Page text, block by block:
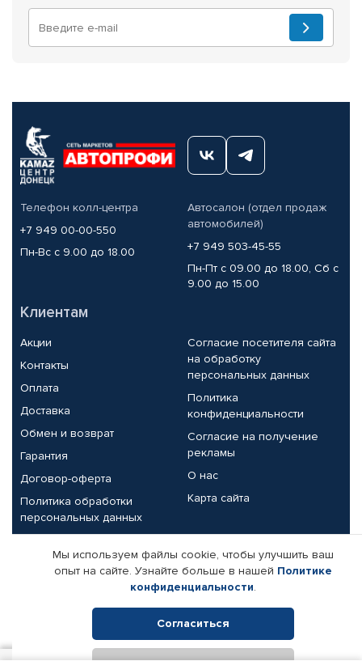
Телефон колл-центра
+7 949 00-00-550
Пн-Вс с 9.00 до 18.00
Автосалон (отдел продаж
автомобилей)
+7 949 503-45-55
Пн-Пт с 09.00 до 18.00, Сб с
9.00 до 15.00
Клиентам
Акции
Контакты
Оплата
Доставка
Обмен и возврат
Гарантия
Договор-оферта
Политика обработки
персональных данных
Согласие посетителя сайта
на обработку
персональных данных
Политика
конфиденциальности
Согласие на получение
рекламы
О нас
Карта сайта
Партнерам
Корпоративным клиентам
Поставщикам
Реквизиты компании
Мы используем файлы cookie, чтобы улучшить ваш
опыт на сайте. Узнайте больше в нашей Политике
конфиденциальности.
Согласиться